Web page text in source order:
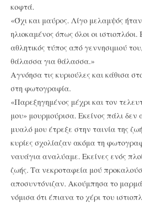
κοφτά.
«Όχι και μαύρος. Λίγο μελαμψός
ηλιοκαμένος όπως όλοι οι
αθλητικός τύπος από γεννησιμιού
θάλασσα για θάλασσα.»
Αγνόησα τις κυριούλες και κάθισα
στη φωτογραφία.
«Παρεξηγημένος μέχρι και τον
μου» μουρμούρισα. Εκείνος πάλι
μυαλό μου έτρεξε στην ταινία της
κυρίες σχολίαζαν ακόμα τη
ναυάγια αναλύαμε. Εκείνες ενός
ζωής. Τα νεκροταφεία μού
αποσυντόνιζαν. Ακούμπησα το
νόμισα ότι έπιανα το χέρι του